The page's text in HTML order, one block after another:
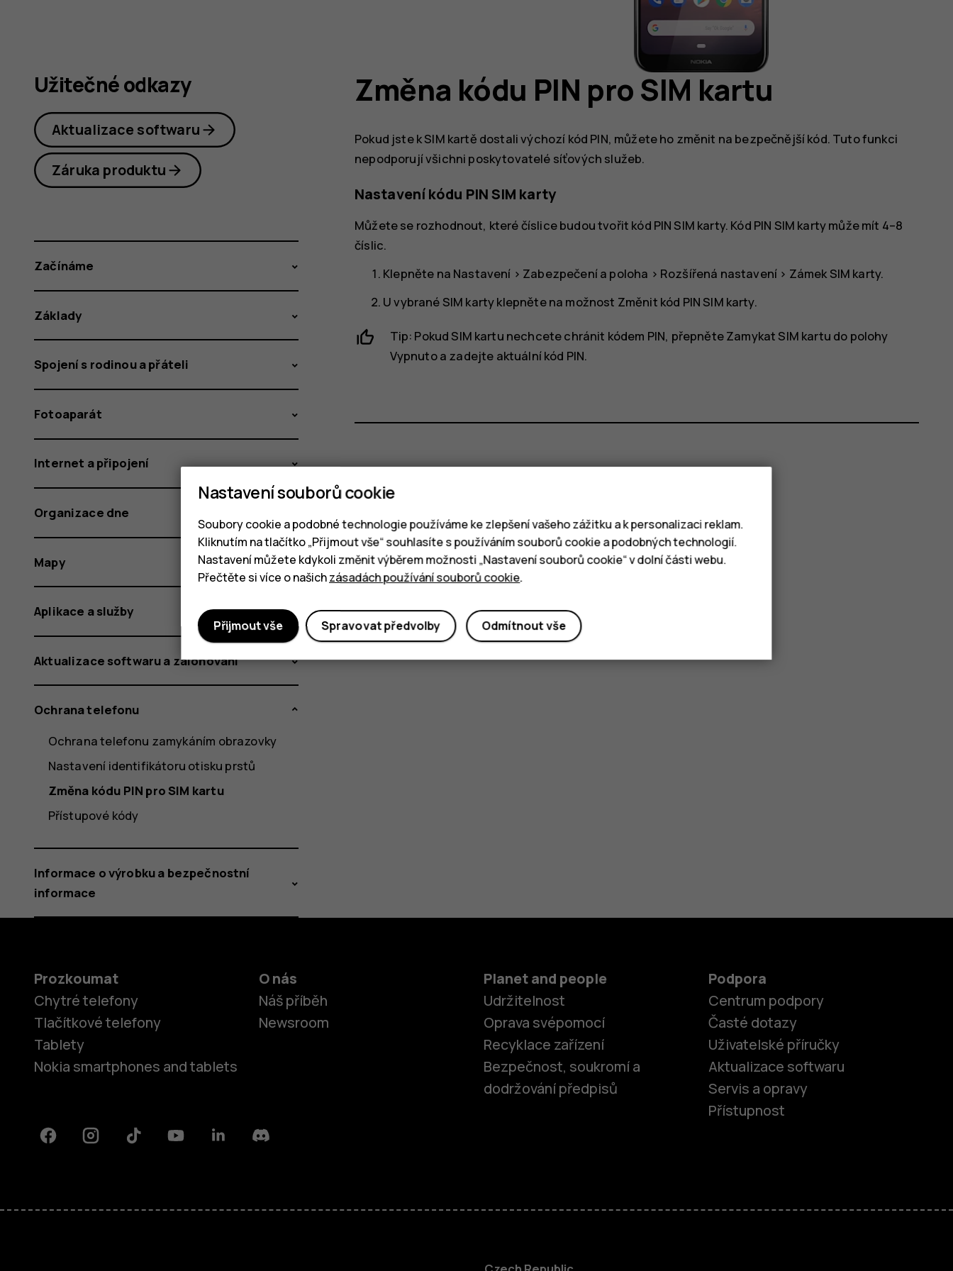
Změna kódu PIN pro SIM kartu
Pokud jste k SIM kartě dostali výchozí kód PIN, můžete ho změnit na bezpečnější kód. Tuto funkci
nepodporují všichni poskytovatelé síťových služeb.
Nastavení kódu PIN SIM karty
Můžete se rozhodnout, které číslice budou tvořit kód PIN SIM karty. Kód PIN SIM karty může mít 4–8
číslic.
Klepněte na Nastavení > Zabezpečení a poloha > Rozšířená nastavení > Zámek SIM karty.
U vybrané SIM karty klepněte na možnost Změnit kód PIN SIM karty.
Tip: Pokud SIM kartu nechcete chránit kódem PIN, přepněteZamykat SIM kartu do polohy
Vypnutoa zadejte aktuální kód PIN.
Ano Ne
Užitečné odkazy
Aktualizace softwaru
Záruka produktu
Začínáme
Základy
Spojení s rodinou a přáteli
Fotoaparát
Internet a připojení
Organizace dne
Mapy
Aplikace a služby
Aktualizace softwaru a zálohování
Ochrana telefonu
Ochrana telefonu zamykáním obrazovky
Nastavení identifikátoru otisku prstů
Změna kódu PIN pro SIM kartu
Přístupové kódy
Informace o výrobku a bezpečnostní
informace
Prozkoumat
Chytré telefony
Tlačítkové telefony
Tablety
Nokia smartphones and tablets
O nás
Náš příběh
Newsroom
Planet and people
Udržitelnost
Oprava svépomocí
Recyklace zařízení
Bezpečnost, soukromí a
dodržování předpisů
Podpora
Centrum podpory
Časté dotazy
Uživatelské příručky
Aktualizace softwaru
Servis a opravy
Přístupnost
FacebookInstagramTiktok YoutubeLinkedinDiscord
Nastavení souborů cookie
Soubory cookie a podobné technologie používáme ke zlepšení vašeho zážitku a k personalizaci reklam.
Kliknutím na tlačítko „Přijmout vše“ souhlasíte s používáním souborů cookie a podobných technologií.
Nastavení můžete kdykoli změnit výběrem možnosti „Nastavení souborů cookie“ v dolní části webu.
Přečtěte si více o našichzásadách používání souborů cookie.
Odmítnout vše
Spravovat předvolby
Přijmout vše